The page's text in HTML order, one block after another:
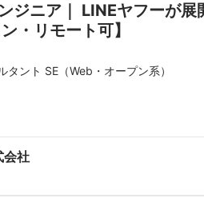
ジニア｜ LINEヤフーが
・リモート可】
ント SE（Web・オープン系）
会社